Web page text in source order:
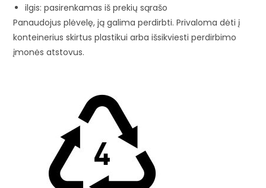
ilgis: pasirenkamas iš prekių sąrašo
Panaudojus plėvelę, ją galima perdirbti. Privaloma dėti į
konteinerius skirtus plastikui arba išsikviesti perdirbimo
įmonės atstovus.